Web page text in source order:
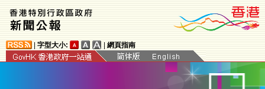
字型大小: 網頁指南